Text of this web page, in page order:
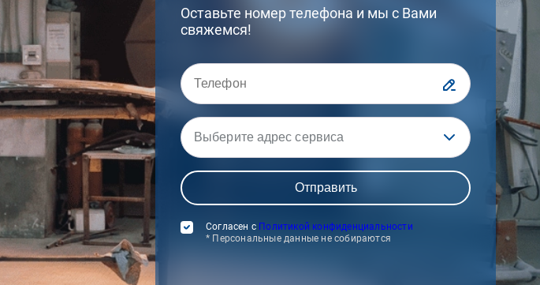
Оставьте номер телефона и мы с Вами
свяжемся!
Выберите адрес сервиса
Согласен с Политикой конфиденциальности
* Персональные данные не собираются